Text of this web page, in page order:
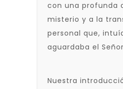
con una profunda
misterio y a la
personal que,
aguardaba el
Nuestra